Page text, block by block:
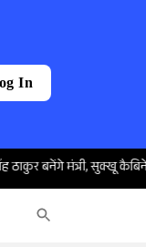
In
सुक्खू कैबिनेट का विस्तार